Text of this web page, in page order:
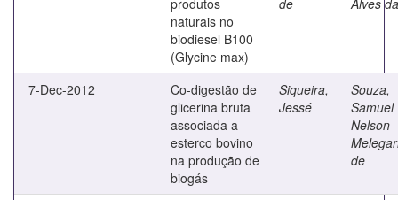
naturais no
biodiesel B100
(Glycine max)
7-Dec-2012
Co-digestão de
glicerina bruta
associada a
esterco bovino
na produção de
biogás
Siqueira,
Jessé
Souza,
Samuel
Nelson
de